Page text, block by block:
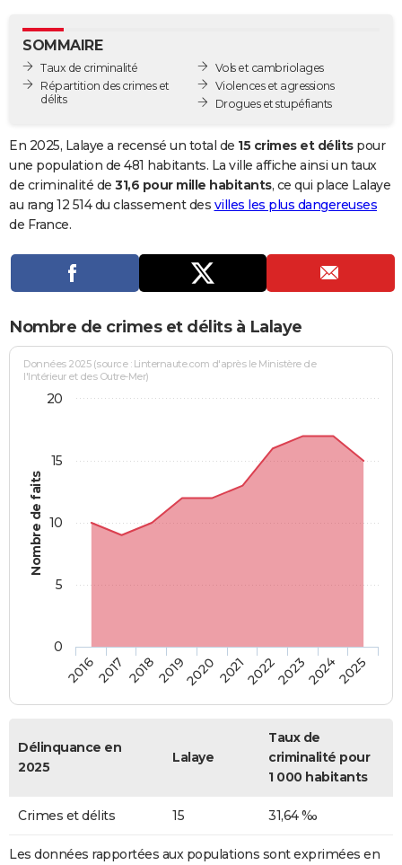
GUIDES D'ACHAT
BONS PLANS
Carte de Noël
Carte Bonne année
Carte Saint-Valentin
Carte Pâques
Carte d'anniversaire
DICTIONNAIRE
Dictionnaire
Biographies
Citations
Expressions
Proverbes
PROGRAMME TV
Se connecter
Entreprises
Service militaire
Avis de recherche
AVIS DE DÉCÈS
Bricolage
Lifestyle
Culture
Sport
Auto
Television
Voyage
Cinema
SOMMAIRE
Taux de criminalité
Répartition des crimes et
délits
Vols et cambriolages
Violences et agressions
Drogues et stupéfiants
En 2025, Lalaye a recensé un total de 15 crimes et délitspour
une population de 481 habitants. La ville affiche ainsi un taux
de criminalité de 31,6 pour mille habitants, ce qui place Lalaye
au rang 12 514 du classement des villes les plus dangereuses
de France.
Nombre de crimes et délits à Lalaye
Nombre de faits
Données 2025 (source : Linternaute.com d'après le Ministère de
l'Intérieur et des Outre-Mer)
20162017 20182019202020212022202320242025
0
5
10
15
20
Délinquance en
2025
Lalaye
Taux de
criminalité pour
1 000 habitants
Crimes et délits 15 31,64 ‰
Les données rapportées aux populations sont exprimées en